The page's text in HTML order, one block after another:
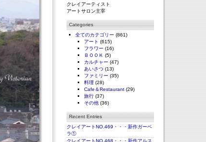
クレイアーティスト
アートサロン主宰
Categories
全てのカテゴリー (861)
アート (615)
フラワー (16)
ＢＯＯＫ (5)
カルチャー (47)
あいさつ (13)
ファミリー (35)
料理 (28)
Cafe＆Restaurant (29)
旅行 (37)
その他 (36)
Recent Entries
クレイアートNO.469・・・新作ガーベ
ラ①
クレイアートNO.468・・・新作アルス